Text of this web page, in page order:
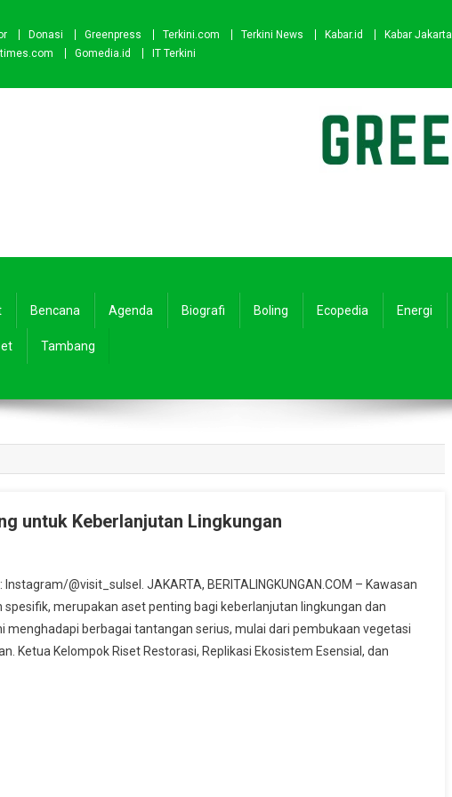
Donasi Greenpress Terkini.com Terkini News Kabar.id Kabar Jakarta
Gomedia.id IT Terkini
Bencana Agenda Biografi Boling Ecopedia Energi
Tambang
untuk Keberlanjutan Lingkungan
@visit_sulsel. JAKARTA, BERITALINGKUNGAN.COM – Kawasan
merupakan aset penting bagi keberlanjutan lingkungan dan
menghadapi berbagai tantangan serius, mulai dari pembukaan vegetasi
Ketua Kelompok Riset Restorasi, Replikasi Ekosistem Esensial, dan